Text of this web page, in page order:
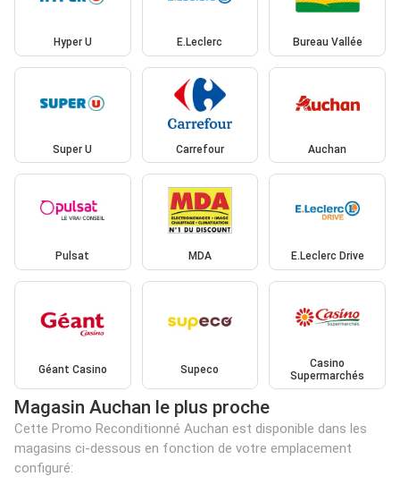
Hyper U E.Leclerc Bureau Vallée
Super U Carrefour Auchan
Pulsat MDA E.Leclerc Drive
Géant Casino Supeco
Casino
Supermarchés
Magasin Auchan le plus proche
Cette Promo Reconditionné Auchan est disponible dans les
magasins ci-dessous en fonction de votre emplacement
configuré: